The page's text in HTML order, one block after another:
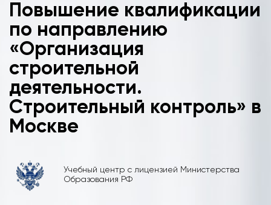
Повышение квалификации
по направлению
«Организация
строительной
деятельности.
Строительный контроль» в
Москве
Учебный центр с лицензией Министерства
Образования РФ